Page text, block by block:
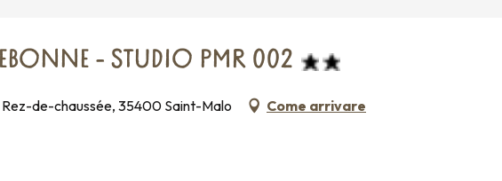
- STUDIO PMR 002
de-chaussée, 35400 Saint-Malo Come arrivare